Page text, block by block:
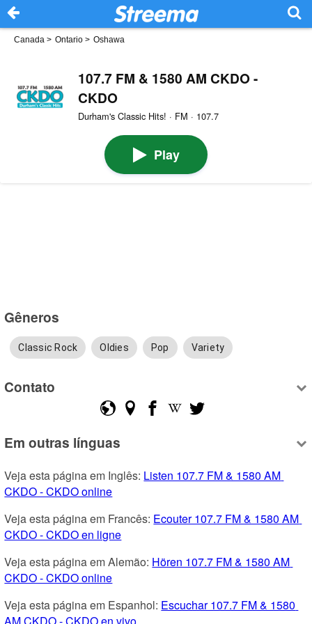
Canada > Ontario > Oshawa
107.7 FM & 1580 AM CKDO -
CKDO
Durham's Classic Hits! · FM · 107.7
Play
Gêneros
Classic Rock Oldies Pop Variety
Contato
Em outras línguas
Veja esta página em Inglês: Listen 107.7 FM & 1580 AM
CKDO - CKDO online
Veja esta página em Francês: Ecouter 107.7 FM & 1580 AM
CKDO - CKDO en ligne
Veja esta página em Alemão: Hören 107.7 FM & 1580 AM
CKDO - CKDO online
Veja esta página em Espanhol: Escuchar 107.7 FM & 1580
AM CKDO - CKDO en vivo